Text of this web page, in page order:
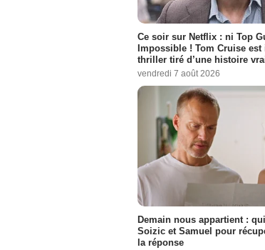
Ce soir sur Netflix : ni Top
Impossible ! Tom Cruise
thriller tiré d’une histoire
vendredi 7 août 2026
Demain nous appartient :
Soizic et Samuel pour
la réponse